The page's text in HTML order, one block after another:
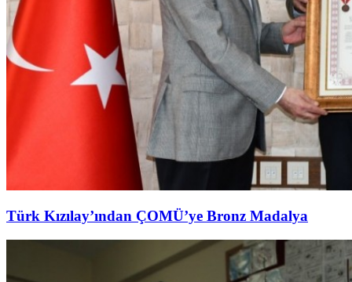
Türk Kızılay’ından ÇOMÜ’ye Bronz Madalya